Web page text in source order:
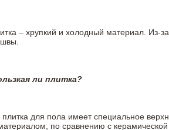
– хрупкий и холодный материал. Из-
ли плитка?
плитка для пола имеет специальное
по сравнению с